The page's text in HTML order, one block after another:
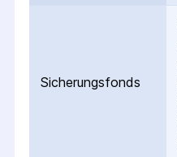
Sicherungs­fonds